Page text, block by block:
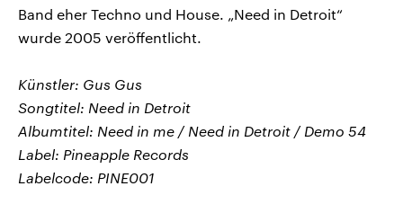
Band eher Techno und House. „Need in Detroit“
wurde 2005 veröffentlicht.
Künstler: Gus Gus
Songtitel: Need in Detroit
Albumtitel: Need in me / Need in Detroit / Demo 54
Label: Pineapple Records
Labelcode: PINE001